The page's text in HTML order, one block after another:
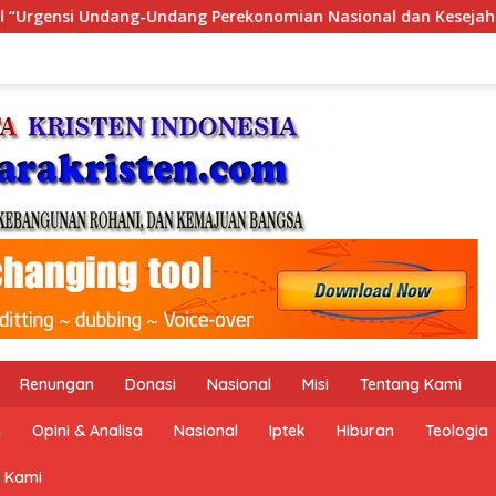
dan Kesejahteraan Sosial dalam Menata Bangsa Menuju
Renungan Donasi Nasional Misi Tentang Kami
Opini & Analisa Nasional Iptek Hiburan Teologia
Kami